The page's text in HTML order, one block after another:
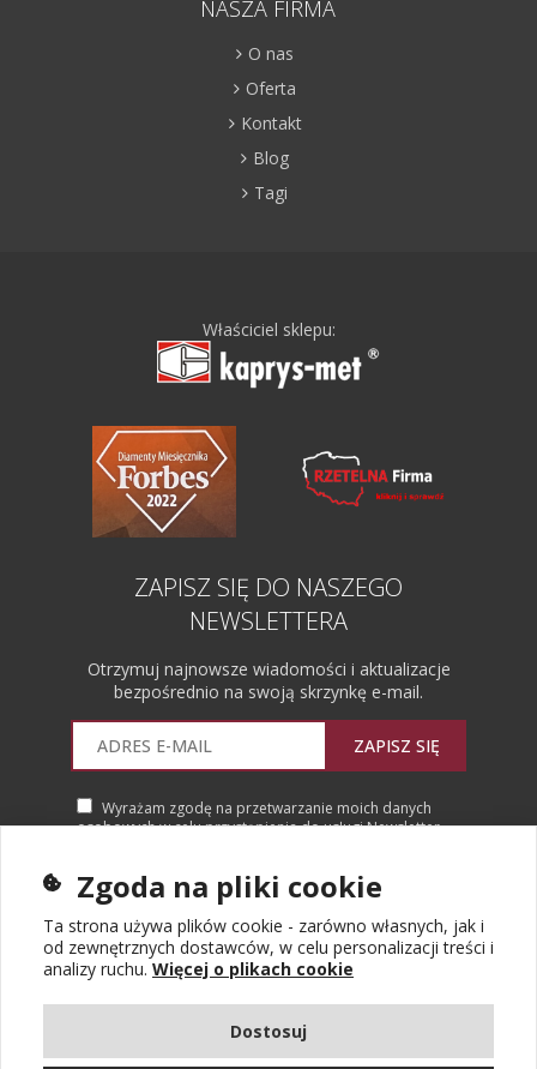
NASZA FIRMA
O nas
Oferta
Kontakt
Blog
Tagi
Właściciel sklepu:
ZAPISZ SIĘ DO NASZEGO
NEWSLETTERA
Otrzymuj najnowsze wiadomości i aktualizacje
bezpośrednio na swoją skrzynkę e-mail.
ZAPISZ SIĘ
Wyrażam zgodę na przetwarzanie moich danych
osobowych w celu przystąpienia do usługi Newsletter.
Zgoda na pliki cookie
Ta strona używa plików cookie - zarówno własnych, jak i
od zewnętrznych dostawców, w celu personalizacji treści i
analizy ruchu. Więcej o plikach cookie
Dostosuj